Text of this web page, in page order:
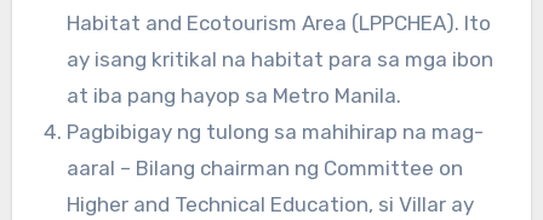
Habitat and Ecotourism Area (LPPCHEA). Ito
ay isang kritikal na habitat para sa mga ibon
at iba pang hayop sa Metro Manila.
Pagbibigay ng tulong sa mahihirap na mag-
aaral – Bilang chairman ng Committee on
Higher and Technical Education, si Villar ay